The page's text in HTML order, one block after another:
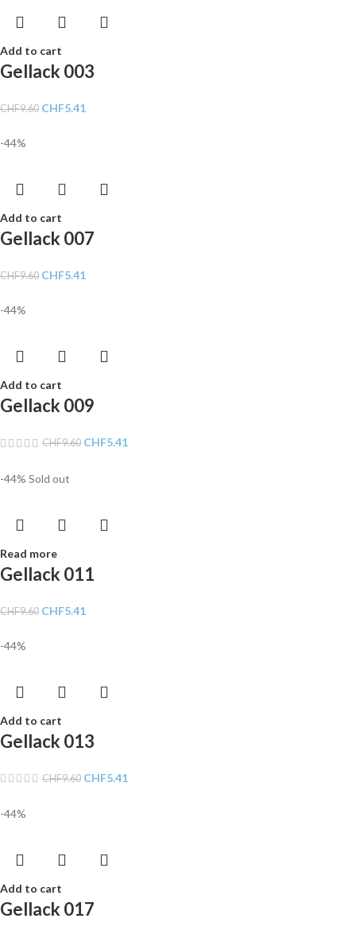
Add to cart
Gellack 003
CHF9.60 CHF5.41
-44%
Add to cart
Gellack 007
CHF9.60 CHF5.41
-44%
Add to cart
Gellack 009
CHF9.60 CHF5.41
-44% Sold out
Read more
Gellack 011
CHF9.60 CHF5.41
-44%
Add to cart
Gellack 013
CHF9.60 CHF5.41
-44%
Add to cart
Gellack 017